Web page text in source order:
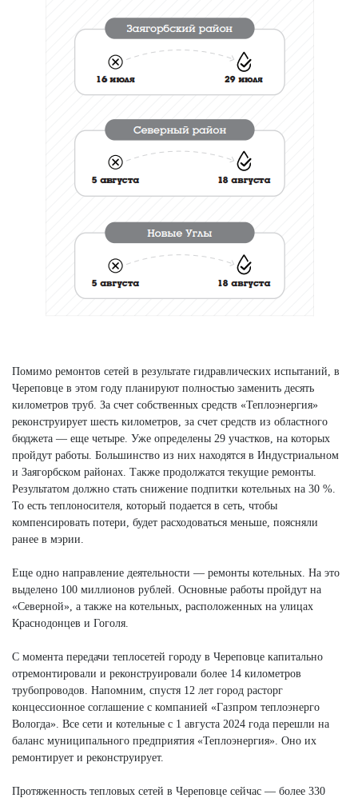
Помимо ремонтов сетей в результате гидравлических испытаний, в
Череповце в этом году планируют полностью заменить десять
километров труб. За счет собственных средств «Теплоэнергия»
реконструирует шесть километров, за счет средств из областного
бюджета — еще четыре. Уже определены 29 участков, на которых
пройдут работы. Большинство из них находятся в Индустриальном
и Заягорбском районах. Также продолжатся текущие ремонты.
Результатом должно стать снижение подпитки котельных на 30 %.
То есть теплоносителя, который подается в сеть, чтобы
компенсировать потери, будет расходоваться меньше, поясняли
ранее в мэрии.
Еще одно направление деятельности — ремонты котельных. На это
выделено 100 миллионов рублей. Основные работы пройдут на
«Северной», а также на котельных, расположенных на улицах
Краснодонцев и Гоголя.
С момента передачи теплосетей городу в Череповце капитально
отремонтировали и реконструировали более 14 километров
трубопроводов. Напомним, спустя 12 лет город расторг
концессионное соглашение с компанией «Газпром теплоэнерго
Вологда». Все сети и котельные с 1 августа 2024 года перешли на
баланс муниципального предприятия «Теплоэнергия». Оно их
ремонтирует и реконструирует.
Протяженность тепловых сетей в Череповце сейчас — более 330